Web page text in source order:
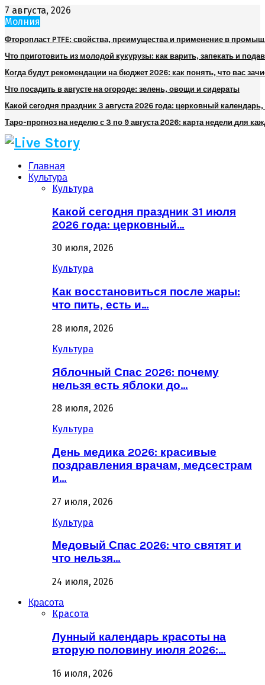
7 августа, 2026
Молния
Фторопласт PTFE: свойства, преимущества и применение в
Что приготовить из молодой кукурузы: как варить, запекать и
Когда будут рекомендации на бюджет 2026: как понять, что вас
Что посадить в августе на огороде: зелень, овощи и сидераты
Какой сегодня праздник 3 августа 2026 года: церковный
Таро-прогноз на неделю с 3 по 9 августа 2026: карта недели для
Главная
Культура
Культура
Какой сегодня праздник 31 июля
2026 года: церковный…
30 июля, 2026
Культура
Как восстановиться после жары:
что пить, есть и…
28 июля, 2026
Культура
Яблочный Спас 2026: почему
нельзя есть яблоки до…
28 июля, 2026
Культура
День медика 2026: красивые
поздравления врачам, медсестрам
и…
27 июля, 2026
Культура
Медовый Спас 2026: что святят и
что нельзя…
24 июля, 2026
Красота
Красота
Лунный календарь красоты на
вторую половину июля 2026:…
16 июля, 2026